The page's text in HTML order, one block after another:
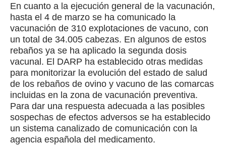
En cuanto a la ejecución general de la vacunación,
hasta el 4 de marzo se ha comunicado la
vacunación de 310 explotaciones de vacuno, con
un total de 34.005 cabezas. En algunos de estos
rebaños ya se ha aplicado la segunda dosis
vacunal. El DARP ha establecido otras medidas
para monitorizar la evolución del estado de salud
de los rebaños de ovino y vacuno de las comarcas
incluidas en la zona de vacunación preventiva.
Para dar una respuesta adecuada a las posibles
sospechas de efectos adversos se ha establecido
un sistema canalizado de comunicación con la
agencia española del medicamento.